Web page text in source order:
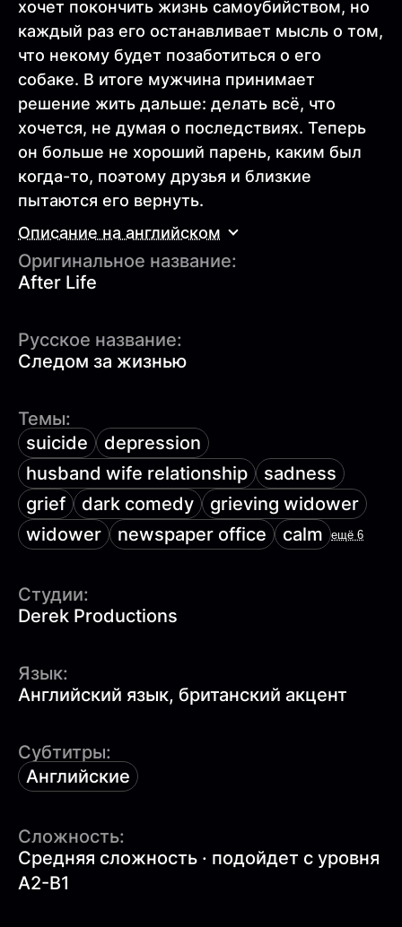
хочет покончить жизнь самоубийством, но
каждый раз его останавливает мысль о том,
что некому будет позаботиться о его
собаке. В итоге мужчина принимает
решение жить дальше: делать всё, что
хочется, не думая о последствиях. Теперь
он больше не хороший парень, каким был
когда-то, поэтому друзья и близкие
пытаются его вернуть.
Описание на английском
Оригинальное название:
After Life
Русское название:
Следом за жизнью
Темы:
suicide
depression
husband wife relationship
sadness
grief
dark comedy
grieving widower
widower
newspaper office calm ещё 6
Студии:
Derek Productions
Язык:
Английский язык, британский акцент
Субтитры:
Английские
Сложность:
Средняя сложность · подойдет с уровня
A2-B1